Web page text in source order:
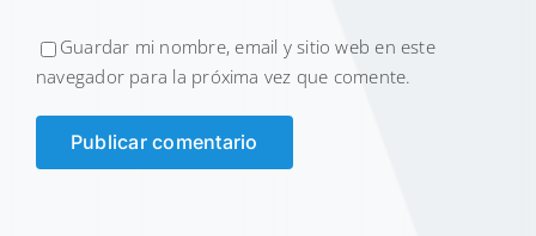
Guardar mi nombre, email y sitio web en este
navegador para la próxima vez que comente.